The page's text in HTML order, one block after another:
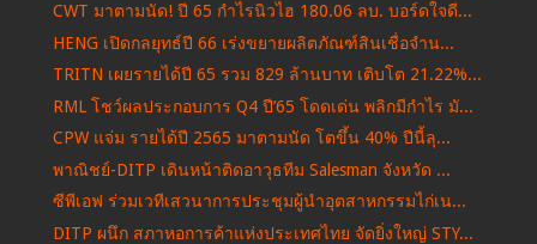
CWT มาตามนัด! ปี 65 กำไรนิวไฮ 180.06 ลบ. บอร์ดใจดี...
HENG เปิดกลยุทธ์ปี 66 เร่งขยายผลิตภัณฑ์สินเชื่อจำน...
TRITN เผยรายได้ปี 65 รวม 829 ล้านบาท เติบโต 21.22%...
RML โชว์ผลประกอบการ Q4 ปี’65 โดดเด่น พลิกมีกำไร มั...
CPW แจ่ม รายได้ปี 2565 มาตามนัด โตขึ้น 40% ปีนี้ลุ...
พาณิชย์-DITP เดินหน้าติดอาวุธทีม Salesman จังหวัด ...
ซีพีเอฟ ร่วมเวทีเสวนาการประชุมผู้นำอุตสาหกรรมไก่เน...
DITP ผนึก สภาหอการค้าแห่งประเทศไทย จัดยิ่งใหญ่ STY...